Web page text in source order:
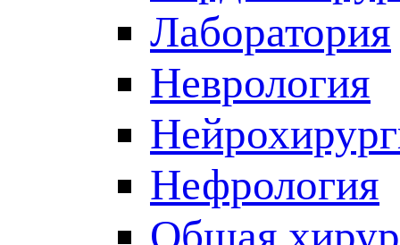
Лаборатория
Неврология
Нефрология